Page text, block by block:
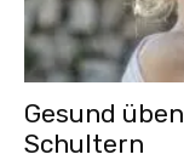
Gesund
Schultern